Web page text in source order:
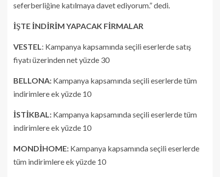
seferberliğine katılmaya davet ediyorum.” dedi.
İŞTE İNDİRİM YAPACAK FİRMALAR
VESTEL: Kampanya kapsamında seçili eserlerde satış
fiyatı üzerinden net yüzde 30
BELLONA: Kampanya kapsamında seçili eserlerde tüm
indirimlere ek yüzde 10
İSTİKBAL: Kampanya kapsamında seçili eserlerde tüm
indirimlere ek yüzde 10
MONDİHOME: Kampanya kapsamında seçili eserlerde
tüm indirimlere ek yüzde 10